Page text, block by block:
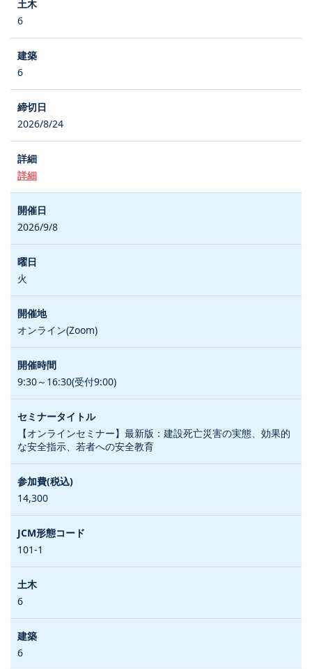
6
6
2026/8/24
詳細
2026/9/8
火
オンライン(Zoom)
9:30～16:30(受付9:00)
【オンラインセミナー】最新版：建設死亡災害の実態、効果的
な安全指示、若者への安全教育
14,300
101-1
6
6